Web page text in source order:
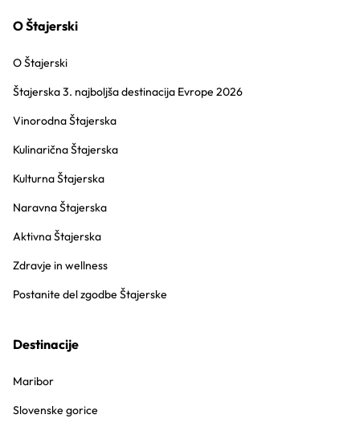
O Štajerski
O Štajerski
Štajerska 3. najboljša destinacija Evrope 2026
Vinorodna Štajerska
Kulinarična Štajerska
Kulturna Štajerska
Naravna Štajerska
Aktivna Štajerska
Zdravje in wellness
Postanite del zgodbe Štajerske
Destinacije
Maribor
Slovenske gorice